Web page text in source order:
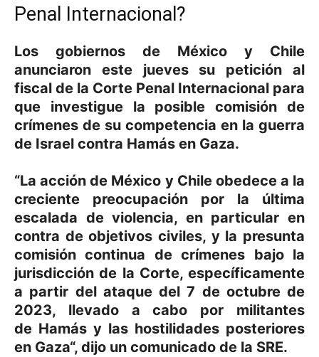
Penal Internacional?
Los gobiernos de México y Chile
anunciaron este jueves su petición al
fiscal de la Corte Penal Internacional para
que investigue la posible comisión de
crímenes de su competencia en la guerra
de Israel contra Hamás en Gaza.
“La acción de México y Chileobedece a la
creciente preocupación por la última
escalada de violencia, en particular en
contra de objetivos civiles, y la presunta
comisión continua de crímenes bajo la
jurisdicción de la Corte, específicamente
a partir del ataque del 7 de octubre de
2023, llevado a cabo por militantes
de Hamás y las hostilidades posteriores
en Gaza“, dijo un comunicado de la SRE.